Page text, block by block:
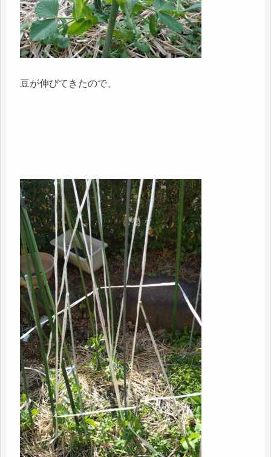
豆が伸びてきたので、